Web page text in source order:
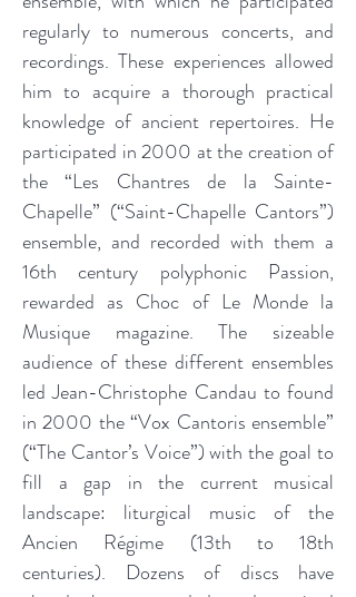
regularly to numerous concerts, and
recordings. These experiences allowed
him to acquire a thorough practical
knowledge of ancient repertoires. He
participated in 2000 at the creation of
the “Les Chantres de la Sainte-
Chapelle” (“Saint-Chapelle Cantors”)
ensemble, and recorded with them a
16th century polyphonic Passion,
rewarded as Choc of Le Monde la
Musique magazine. The sizeable
audience of these different ensembles
led Jean-Christophe Candau to found
in 2000 the “Vox Cantoris ensemble”
(“The Cantor’s Voice”) with the goal to
fill a gap in the current musical
landscape: liturgical music of the
Ancien Régime (13th to 18th
centuries). Dozens of discs have